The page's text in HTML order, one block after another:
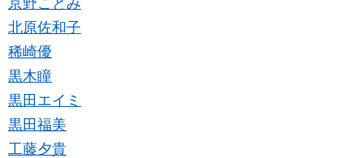
北原佐和子
稀崎優
黒木瞳
黒田エイミ
黒田福美
工藤夕貴